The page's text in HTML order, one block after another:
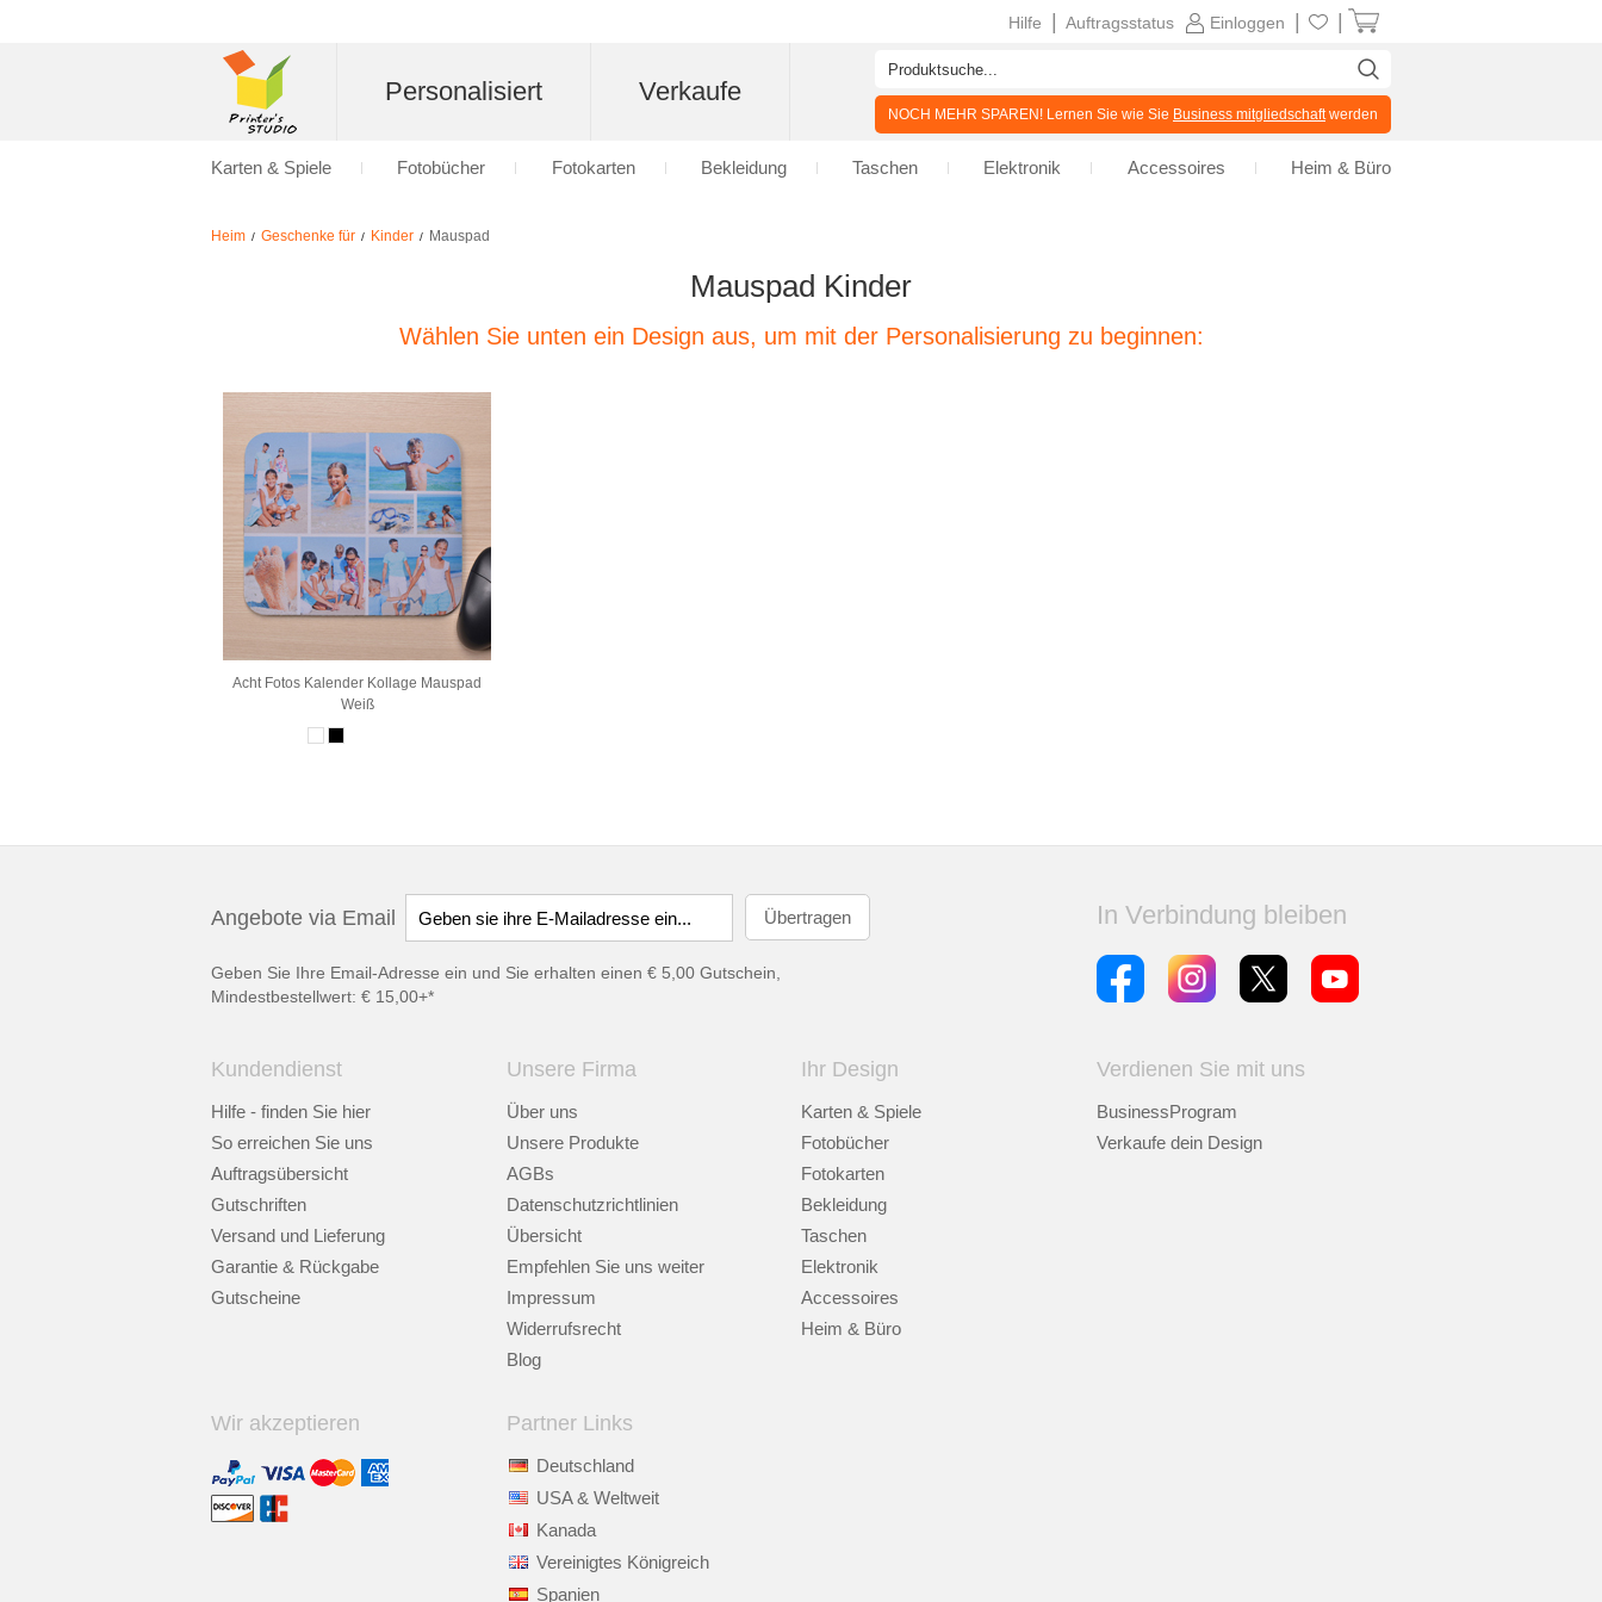
Heim / Geschenke für / Kinder / Mauspad
Mauspad Kinder
Wählen Sie unten ein Design aus, um mit der Personalisierung zu beginnen:
Acht Fotos Kalender Kollage Mauspad
Weiß
Angebote via Email
Geben Sie Ihre Email-Adresse ein und Sie erhalten einen € 5,00 Gutschein,
Mindestbestellwert: € 15,00+*
In Verbindung bleiben
Kundendienst
Hilfe - finden Sie hier
So erreichen Sie uns
Auftragsübersicht
Gutschriften
Versand und Lieferung
Garantie & Rückgabe
Gutscheine
Unsere Firma
Über uns
Unsere Produkte
AGBs
Datenschutzrichtlinien
Übersicht
Empfehlen Sie uns weiter
Impressum
Widerrufsrecht
Blog
Ihr Design
Karten & Spiele
Fotobücher
Fotokarten
Bekleidung
Taschen
Elektronik
Accessoires
Heim & Büro
Verdienen Sie mit uns
BusinessProgram
Verkaufe dein Design
Wir akzeptieren Partner Links
Deutschland
USA & Weltweit
Kanada
Vereinigtes Königreich
Spanien
Einloggen
Auftragsstatus
Hilfe
Personalisiert Verkaufe
NOCH MEHR SPAREN! Lernen Sie wie Sie Business mitgliedschaftwerden
Karten & Spiele Fotobücher Fotokarten Bekleidung Taschen Elektronik Accessoires Heim & Büro